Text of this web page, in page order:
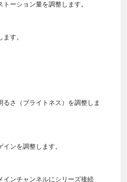
ーション量を調整します。
す。
るさ（ブライトネス）を調整しま
ンを調整します。
インチャンネルにシリーズ接続